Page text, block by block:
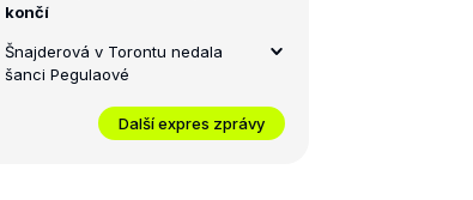
končí
Šnajderová v Torontu nedala
šanci Pegulaové
Další expres zprávy